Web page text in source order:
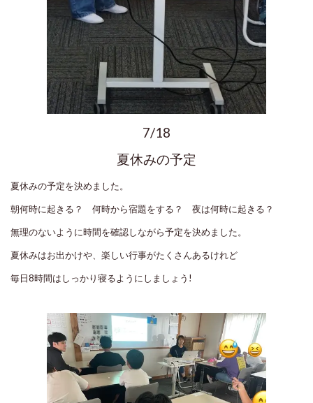
7/18
夏休みの予定
夏休みの予定を決めました。
朝何時に起きる？ 何時から宿題をする？ 夜は何時に起きる？
無理のないように時間を確認しながら予定を決めました。
夏休みはお出かけや、楽しい行事がたくさんあるけれど
毎日8時間はしっかり寝るようにしましょう!